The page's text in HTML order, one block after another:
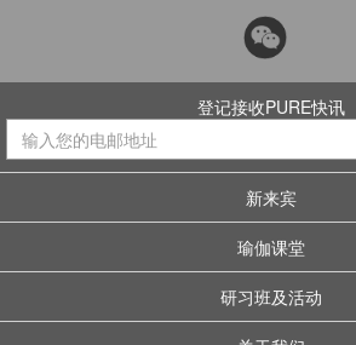
登记接收PURE快讯
新来宾
瑜伽课堂
研习班及活动